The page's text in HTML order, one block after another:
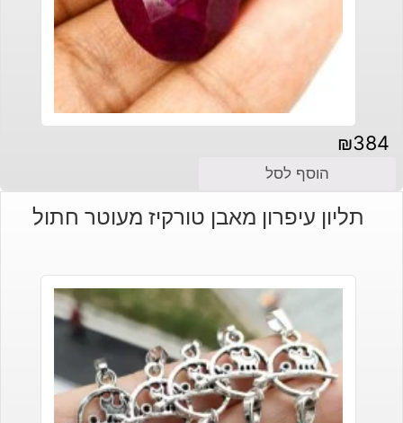
₪384
הוסף לסל
תליון עיפרון מאבן טורקיז מעוטר חתול